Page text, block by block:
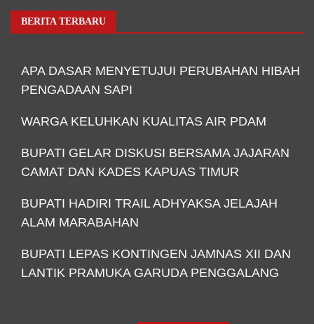
BERITA TERBARU
APA DASAR MENYETUJUI PERUBAHAN HIBAH
PENGADAAN SAPI
WARGA KELUHKAN KUALITAS AIR PDAM
BUPATI GELAR DISKUSI BERSAMA JAJARAN
CAMAT DAN KADES KAPUAS TIMUR
BUPATI HADIRI TRAIL ADHYAKSA JELAJAH
ALAM MARABAHAN
BUPATI LEPAS KONTINGEN JAMNAS XII DAN
LANTIK PRAMUKA GARUDA PENGGALANG